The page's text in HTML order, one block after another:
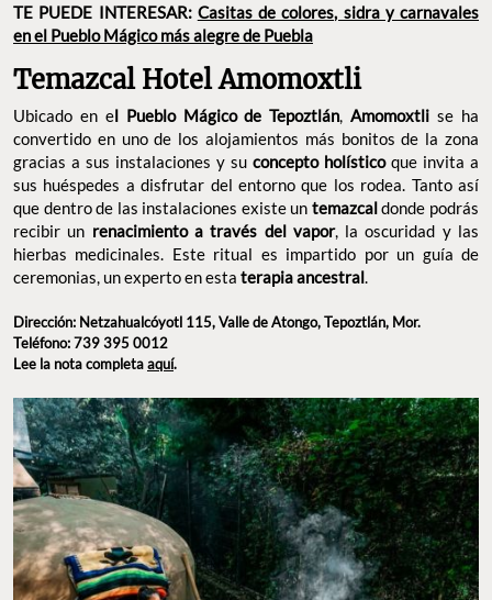
TE PUEDE INTERESAR: Casitas de colores, sidra y carnavales
en el Pueblo Mágico más alegre de Puebla
Temazcal Hotel Amomoxtli
Ubicado en el Pueblo Mágico de Tepoztlán,Amomoxtlise ha
convertido en uno de los alojamientos más bonitos de la zona
gracias a sus instalaciones y su concepto holísticoque invita a
sus huéspedes a disfrutar del entorno que los rodea. Tanto así
que dentro de las instalaciones existe un temazcaldonde podrás
recibir un renacimiento a través del vapor, la oscuridad y las
hierbas medicinales. Este ritual es impartido por un guía de
ceremonias, un experto en esta terapia ancestral.
Dirección: Netzahualcóyotl 115, Valle de Atongo, Tepoztlán, Mor.
Teléfono: 739 395 0012
Lee la nota completaaquí.